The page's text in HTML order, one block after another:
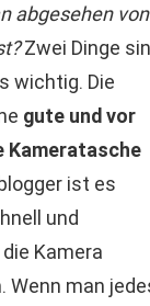
abgesehen von
Zwei Dinge
wichtig. Die
gute und vor
Kameratasche
ist es
und
Kamera
Wenn man